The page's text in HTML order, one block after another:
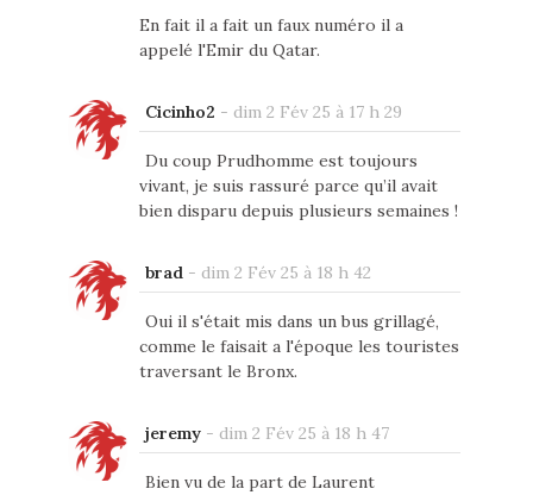
En fait il a fait un faux numéro il a
appelé l'Emir du Qatar.
Cicinho2 - dim 2 Fév 25 à 17 h 29
Du coup Prudhomme est toujours
vivant, je suis rassuré parce qu’il avait
bien disparu depuis plusieurs semaines !
brad- dim 2 Fév 25 à 18 h 42
Oui il s'était mis dans un bus grillagé,
comme le faisait a l'époque les touristes
traversant le Bronx.
jeremy- dim 2 Fév 25 à 18 h 47
Bien vu de la part de Laurent